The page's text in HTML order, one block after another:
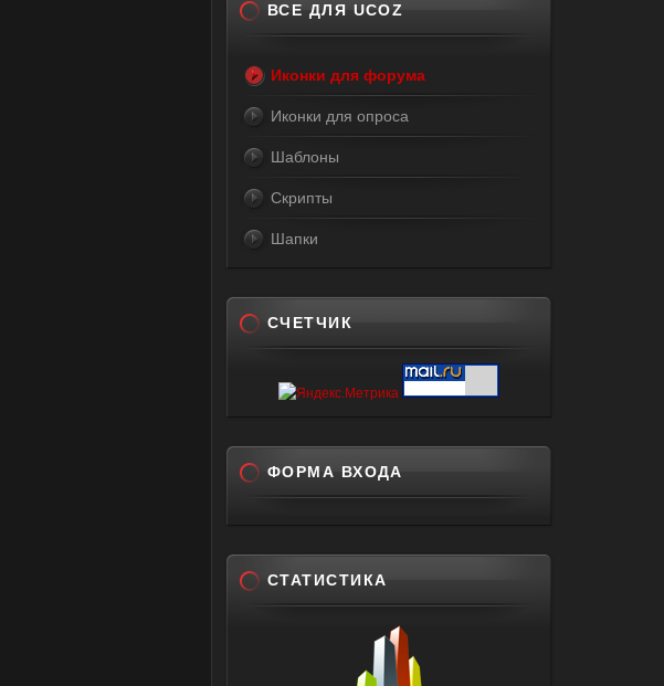
ВСЕ ДЛЯ UCOZ
Иконки для форума
Иконки для опроса
Шаблоны
Скрипты
Шапки
СЧЕТЧИК
ФОРМА ВХОДА
СТАТИСТИКА